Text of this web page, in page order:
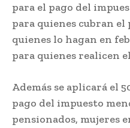
para el pago del
para quienes cubran el
quienes lo hagan en
para quienes realicen
Además se aplicará el
pago del impuesto
pensionados, mujeres